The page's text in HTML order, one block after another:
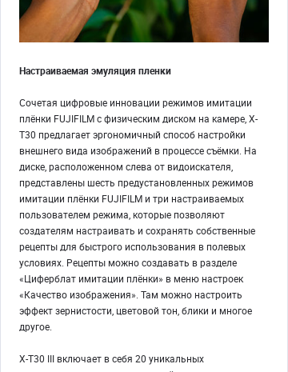
Настраиваемая эмуляция пленки
Сочетая цифровые инновации режимов имитации
плёнки FUJIFILM с физическим диском на камере, X-
T30 предлагает эргономичный способ настройки
внешнего вида изображений в процессе съёмки. На
диске, расположенном слева от видоискателя,
представлены шесть предустановленных режимов
имитации плёнки FUJIFILM и три настраиваемых
пользователем режима, которые позволяют
создателям настраивать и сохранять собственные
рецепты для быстрого использования в полевых
условиях. Рецепты можно создавать в разделе
«Циферблат имитации плёнки» в меню настроек
«Качество изображения». Там можно настроить
эффект зернистости, цветовой тон, блики и многое
другое.
X-T30 III включает в себя 20 уникальных